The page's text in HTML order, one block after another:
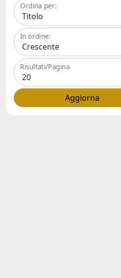
Ordina per:
In ordine:
Risultati/Pagina